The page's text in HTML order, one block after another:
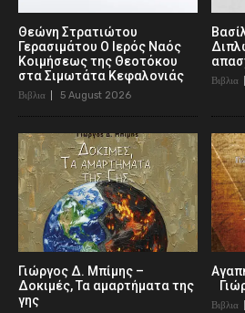
Θεώνη Στρατιώτου
Γερασιμάτου Ο Ιερός Ναός
Κοιμήσεως της Θεοτόκου
στα Σιμωτάτα Κεφαλονιάς
Βιβλια 5 August 2026
Βιβλια
Γιώργος Δ. Μπίμης –
Δοκιμές, Τα αμαρτήματα της
γης
Βιβλια